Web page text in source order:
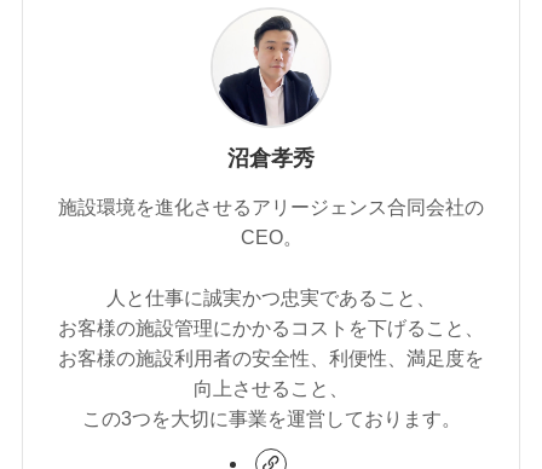
沼倉孝秀
施設環境を進化させるアリージェンス合同会社の
CEO。
人と仕事に誠実かつ忠実であること、
お客様の施設管理にかかるコストを下げること、
お客様の施設利用者の安全性、利便性、満足度を
向上させること、
この3つを大切に事業を運営しております。